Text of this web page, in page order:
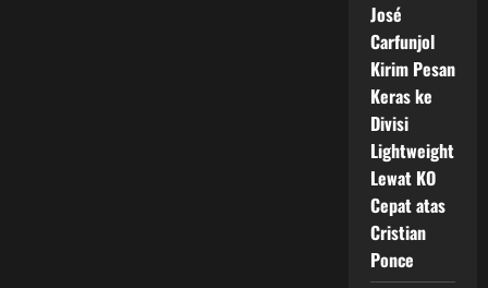
José
Carfunjol
Kirim Pesan
Keras ke
Divisi
Lightweight
Lewat KO
Cepat atas
Cristian
Ponce